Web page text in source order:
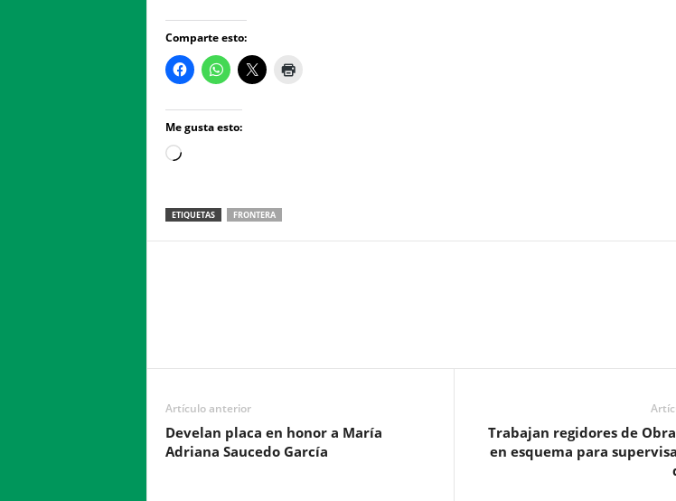
Comparte esto:
Me gusta esto:
Loading…
ETIQUETAS FRONTERA
Artículo anterior
Develan placa en honor a María
Adriana Saucedo García
Trabajan regidores de
en esquema para